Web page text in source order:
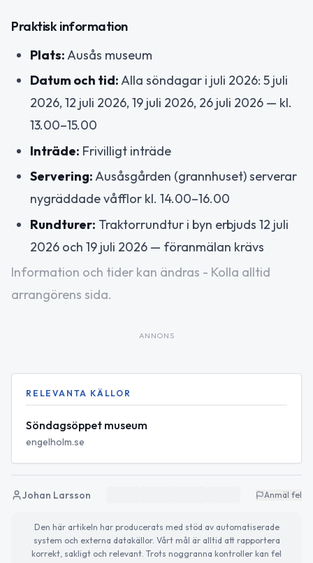
Praktisk information
Plats: Ausås museum
Datum och tid:Alla söndagar i juli 2026: 5 juli
2026, 12 juli 2026, 19 juli 2026, 26 juli 2026 — kl.
13.00–15.00
Inträde: Frivilligt inträde
Servering:Ausåsgården (grannhuset) serverar
nygräddade våfflor kl. 14.00–16.00
Rundturer: Traktorrundtur i byn erbjuds 12 juli
2026 och 19 juli 2026 — föranmälan krävs
Information och tider kan ändras - Kolla alltid
arrangörens sida.
ANNONS
RELEVANTA KÄLLOR
Söndagsöppet museum
engelholm.se
Johan Larsson Anmäl fel
Den här artikeln har producerats med stöd av automatiserade
system och externa datakällor. Vårt mål är alltid att rapportera
korrekt, sakligt och relevant. Trots noggranna kontroller kan fel